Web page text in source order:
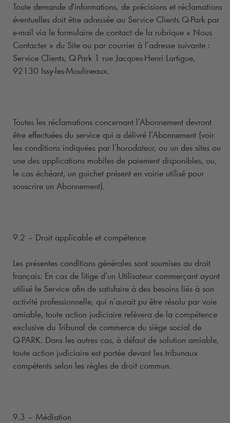
Toute demande d'informations, de précisions et réclamations
éventuelles doit être adressée au Service Clients Q-Park par
e-mail via le formulaire de contact de la rubrique « Nous
Contacter » du Site ou par courrier à l’adresse suivante :
Service Clients, Q-Park 1 rue Jacques-Henri Lartigue,
92130 Issy-les-Moulineaux.
Toutes les réclamations concernant l’Abonnement devront
être effectuées du service qui a délivré l’Abonnement (voir
les conditions indiquées par l’horodateur, ou un des sites ou
une des applications mobiles de paiement disponibles, ou,
le cas échéant, un guichet présent en voirie utilisé pour
souscrire un Abonnement).
9.2 – Droit applicable et compétence
Les présentes conditions générales sont soumises au droit
français. En cas de litige d’un Utilisateur commerçant ayant
utilisé le Service afin de satisfaire à des besoins liés à son
activité professionnelle, qui n’aurait pu être résolu par voie
amiable, toute action judiciaire relèvera de la compétence
exclusive du Tribunal de commerce du siège social de
Q-PARK. Dans les autres cas, à défaut de solution amiable,
toute action judiciaire est portée devant les tribunaux
compétents selon les règles de droit commun.
9.3 – Médiation